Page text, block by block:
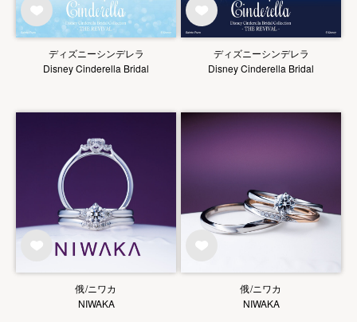
ディズニーシンデレラ
Disney Cinderella Bridal
ディズニーシンデレラ
Disney Cinderella Bridal
俄/ニワカ
NIWAKA
俄/ニワカ
NIWAKA